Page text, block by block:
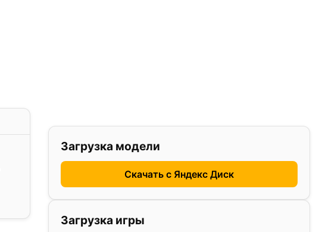
Загрузка модели
Скачать с Яндекс Диск
Загрузка игры